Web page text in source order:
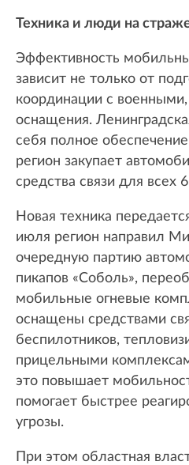
Техника и люди на
Эффективность
зависит не только от
координации с военными,
оснащения.
себя полное
регион закупает
средства связи для всех
Новая техника
июля регион направил
очередную партию
пикапов «Соболь»,
мобильные огневые
оснащены средствами
беспилотников,
прицельными
это повышает
помогает быстрее
угрозы.
При этом областная